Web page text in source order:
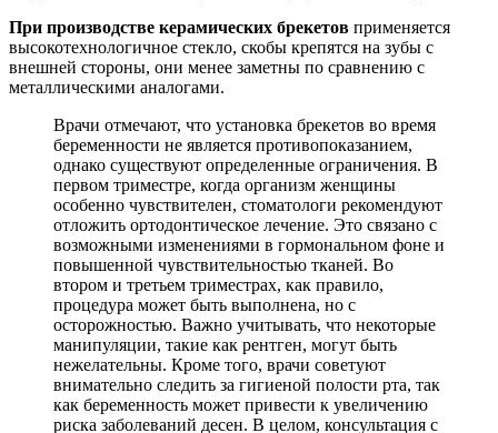
При производстве керамических брекетов применяется
высокотехнологичное стекло, скобы крепятся на зубы с
внешней стороны, они менее заметны по сравнению с
металлическими аналогами.
Врачи отмечают, что установка брекетов во время
беременности не является противопоказанием,
однако существуют определенные ограничения. В
первом триместре, когда организм женщины
особенно чувствителен, стоматологи рекомендуют
отложить ортодонтическое лечение. Это связано с
возможными изменениями в гормональном фоне и
повышенной чувствительностью тканей. Во
втором и третьем триместрах, как правило,
процедура может быть выполнена, но с
осторожностью. Важно учитывать, что некоторые
манипуляции, такие как рентген, могут быть
нежелательны. Кроме того, врачи советуют
внимательно следить за гигиеной полости рта, так
как беременность может привести к увеличению
риска заболеваний десен. В целом, консультация с